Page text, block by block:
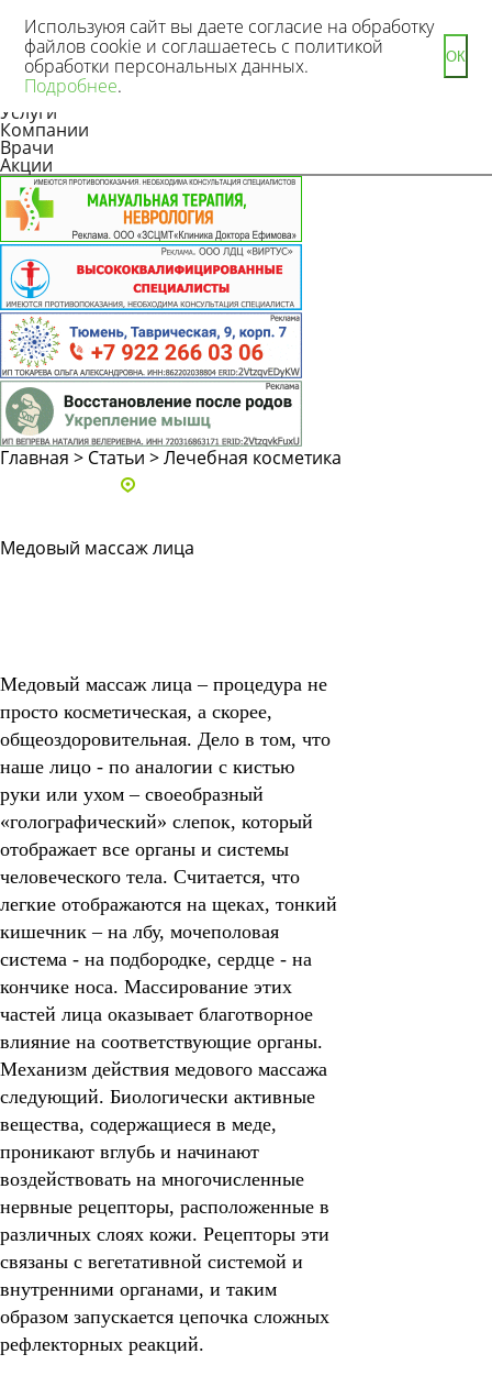
Новости
Статьи
Услуги
Компании
Врачи
Акции
Главная > Статьи >Лечебная косметика
Медовый массаж лица
Медовый массаж лица – процедура не
просто косметическая, а скорее,
общеоздоровительная. Дело в том, что
наше лицо - по аналогии с кистью
руки или ухом – своеобразный
«голографический» слепок, который
отображает все органы и системы
человеческого тела. Считается, что
легкие отображаются на щеках, тонкий
кишечник – на лбу, мочеполовая
система - на подбородке, сердце - на
кончике носа. Массирование этих
частей лица оказывает благотворное
влияние на соответствующие органы.
Механизм действия медового массажа
следующий. Биологически активные
вещества, содержащиеся в меде,
проникают вглубь и начинают
воздействовать на многочисленные
нервные рецепторы, расположенные в
различных слоях кожи. Рецепторы эти
связаны с вегетативной системой и
внутренними органами, и таким
образом запускается цепочка сложных
рефлекторных реакций.
Используюя сайт вы даете согласие на обработку
файлов cookie и соглашаетесь с политикой
обработки персональных данных.
Подробнее.
ОК